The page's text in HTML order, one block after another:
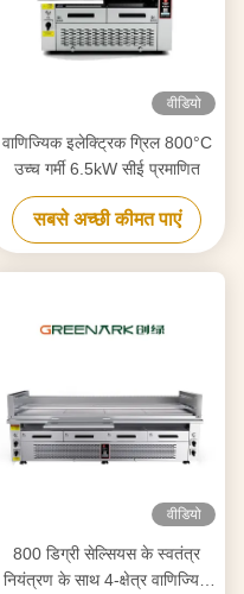
वीडियो
वाणिज्यिक इलेक्ट्रिक ग्रिल 800°C
उच्च गर्मी 6.5kW सीई प्रमाणित
सबसे अच्छी कीमत पाएं
वीडियो
800 डिग्री सेल्सियस के स्वतंत्र
नियंत्रण के साथ 4-क्षेत्र वाणिज्यिक